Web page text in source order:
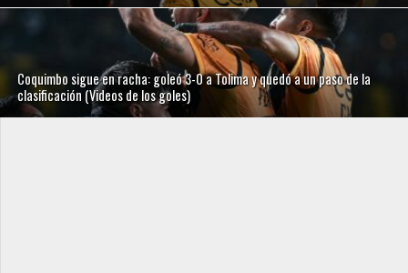
Coquimbo sigue en racha: goleó 3-0 a Tolima y quedó a un paso de la
clasificación (Videos de los goles)